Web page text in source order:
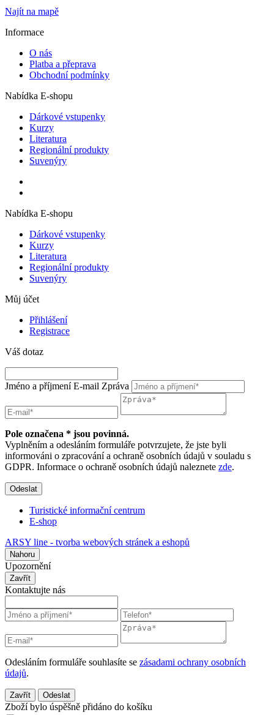
Najít na mapě
Informace
O nás
Platba a přeprava
Obchodní podmínky
Nabídka E-shopu
Dárkové vstupenky
Kurzy
Literatura
Regionální produkty
Suvenýry
Nabídka E-shopu
Dárkové vstupenky
Kurzy
Literatura
Regionální produkty
Suvenýry
Můj účet
Přihlášení
Registrace
Váš dotaz
Jméno a příjmení E-mail Zpráva
Pole označena * jsou povinná.
Vyplněním a odesláním formuláře potvrzujete, že jste byli
informováni o zpracování a ochraně osobních údajů v souladu s
GDPR. Informace o ochraně osobních údajů naleznete zde.
Odeslat
Turistické informační centrum
E-shop
ARSY line - tvorba webových stránek a eshopů
Nahoru
Upozornění
Zavřít
Kontaktujte nás
Odesláním formuláře souhlasíte se zásadami ochrany osobních
údajů.
Zavřít Odeslat
Zboží bylo úspěšně přidáno do košíku